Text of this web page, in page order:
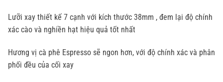
Lưỡi xay thiết kế 7 cạnh với kích thước 38mm , đem lại độ chính
xác cào và nghiền hạt hiệu quả tốt nhất
Hương vị cà phê Espresso sẽ ngon hơn, với độ chính xác và phân
phối đều của cối xay